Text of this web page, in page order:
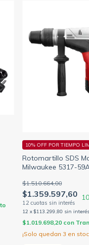
Rotomartillo SDS
Milwaukee 5317-
$1.359.597,60
$1.510.664,00
10
12 x $113.299,80 sin interés
10% OFF POR TIEMPO
$1.019.698,20 con
¡Solo quedan 3 en